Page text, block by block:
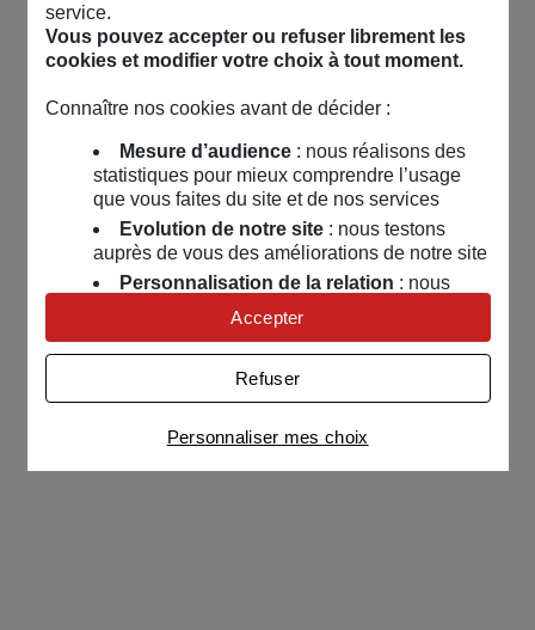
service.
Vous pouvez accepter ou refuser librement les
cookies et modifier votre choix à tout moment.
Connaître nos cookies avant de décider :
Mesure d’audience: nous réalisons des
statistiques pour mieux comprendre l’usage
que vous faites du site et de nos services
Evolution de notre site: nous testons
auprès de vous des améliorations de notre site
Personnalisation de la relation : nous
nous servons de cookies pour adapter nos
contenus et personnaliser nos offres
Univers publicitaire: nous utilisons avec
nos partenaires des cookies pour afficher des
publicités personnalisées
Connaître notre politique cookies et la liste de nos
partenaires
Personnaliser mes choix
Refuser
Accepter